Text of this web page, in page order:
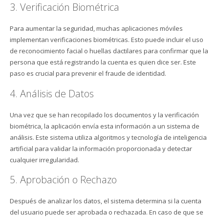
3. Verificación Biométrica
Para aumentar la seguridad, muchas aplicaciones móviles
implementan verificaciones biométricas. Esto puede incluir el uso
de reconocimiento facial o huellas dactilares para confirmar que la
persona que está registrando la cuenta es quien dice ser. Este
paso es crucial para prevenir el fraude de identidad.
4. Análisis de Datos
Una vez que se han recopilado los documentos y la verificación
biométrica, la aplicación envía esta información a un sistema de
análisis. Este sistema utiliza algoritmos y tecnología de inteligencia
artificial para validar la información proporcionada y detectar
cualquier irregularidad.
5. Aprobación o Rechazo
Después de analizar los datos, el sistema determina si la cuenta
del usuario puede ser aprobada o rechazada. En caso de que se